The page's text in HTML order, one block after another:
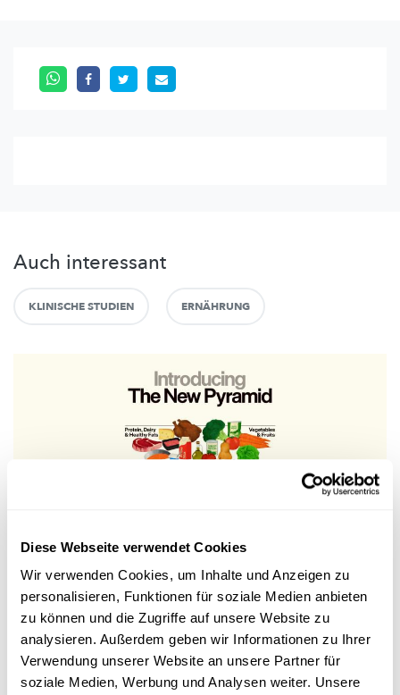
Diese Webseite verwendet Cookies
Wir verwenden Cookies, um Inhalte und Anzeigen zu
personalisieren, Funktionen für soziale Medien anbieten
zu können und die Zugriffe auf unsere Website zu
analysieren. Außerdem geben wir Informationen zu Ihrer
Verwendung unserer Website an unsere Partner für
soziale Medien, Werbung und Analysen weiter. Unsere
Auch interessant
KLINISCHE STUDIEN ERNÄHRUNG
Wissen
ERNÄHRUNGSWISSENSCHAFT
Die neue US-Ernährungspyramide – verkehrte
Welt?
Die USA stellen ihreErnährungspyramideauf den Kopf.
ErnährungswissenschaftlerProf. Torsten Bohn vom LIH ordnet